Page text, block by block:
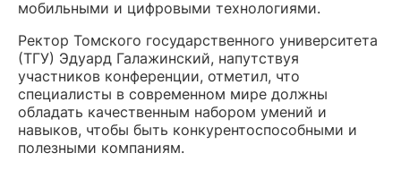
мобильными и цифровыми технологиями.
Ректор Томского государственного университета
(ТГУ) Эдуард Галажинский, напутствуя
участников конференции, отметил, что
специалисты в современном мире должны
обладать качественным набором умений и
навыков, чтобы быть конкурентоспособными и
полезными компаниям.